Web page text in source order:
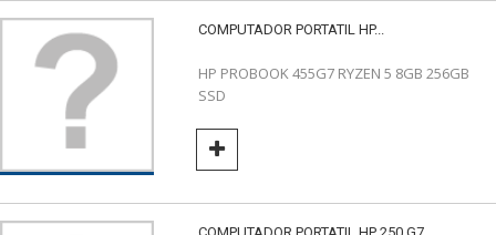
COMPUTADOR PORTATIL HP...
HP PROBOOK 455G7 RYZEN 5 8GB 256GB
SSD
COMPUTADOR PORTATIL HP 250 G7